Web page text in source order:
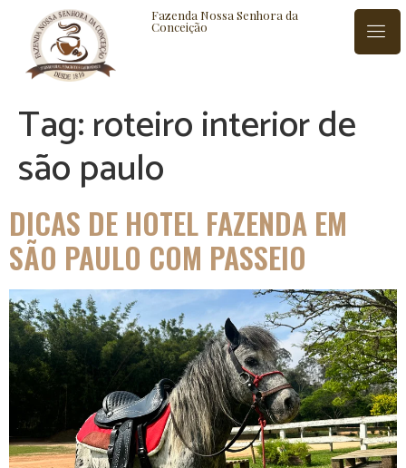
Fazenda Nossa Senhora da
Conceição
BLOG CONTATO
Tag:roteiro interior de
são paulo
DICAS DE HOTEL FAZENDA EM
SÃO PAULO COM PASSEIO